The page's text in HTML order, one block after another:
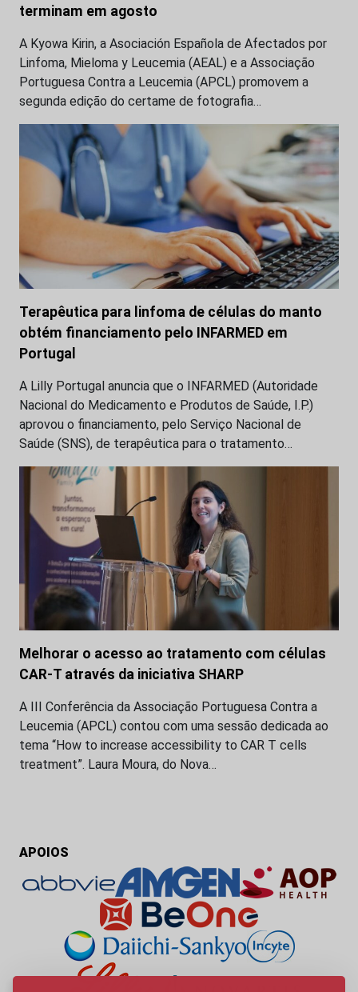
terminam em agosto
A Kyowa Kirin, a Asociación Española de Afectados por
Linfoma, Mieloma y Leucemia (AEAL) e a Associação
Portuguesa Contra a Leucemia (APCL) promovem a
segunda edição do certame de fotografia…
Terapêutica para linfoma de células do manto
obtém financiamento pelo INFARMED em
Portugal
A Lilly Portugal anuncia que o INFARMED (Autoridade
Nacional do Medicamento e Produtos de Saúde, I.P.)
aprovou o financiamento, pelo Serviço Nacional de
Saúde (SNS), de terapêutica para o tratamento…
Melhorar o acesso ao tratamento com células
CAR-T através da iniciativa SHARP
A III Conferência da Associação Portuguesa Contra a
Leucemia (APCL) contou com uma sessão dedicada ao
tema “How to increase accessibility to CAR T cells
treatment”. Laura Moura, do Nova…
APOIOS